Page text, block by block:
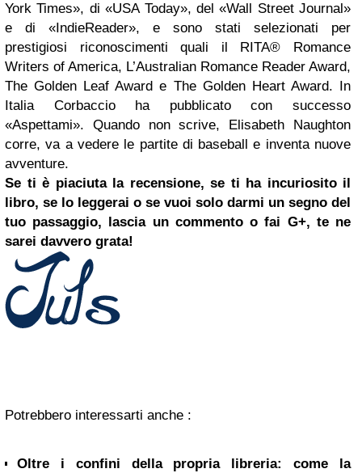
York Times», di «USA Today», del «Wall Street Journal»
e di «IndieReader», e sono stati selezionati per
prestigiosi riconoscimenti quali il RITA® Romance
Writers of America, L’Australian Romance Reader Award,
The Golden Leaf Award e The Golden Heart Award. In
Italia Corbaccio ha pubblicato con successo
«Aspettami». Quando non scrive, Elisabeth Naughton
corre, va a vedere le partite di baseball e inventa nuove
avventure.
Se ti è piaciuta la recensione, se ti ha incuriosito il
libro, se lo leggerai o se vuoi solo darmi un segno del
tuo passaggio, lascia un commento o fai G+, te ne
sarei davvero grata!
Potrebbero interessarti anche :
Oltre i confini della propria libreria: come la